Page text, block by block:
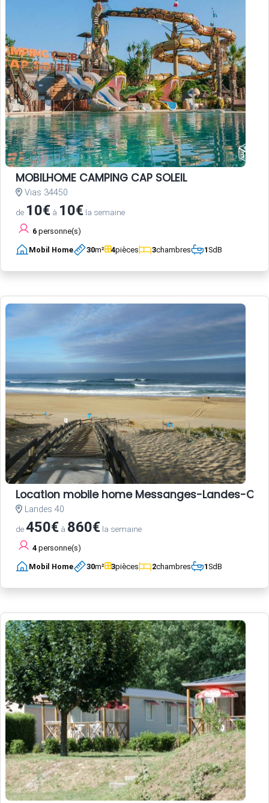
MOBILHOME CAMPING CAP SOLEIL
Vias 34450
de 10€ à 10€ la semaine
6 personne(s)
Mobil Home 30m² 4pièces 3chambres 1SdB
Location mobile home Messanges-Landes-
Landes 40
de450€ à 860€ la semaine
4 personne(s)
Mobil Home 30m² 3pièces 2chambres 1SdB